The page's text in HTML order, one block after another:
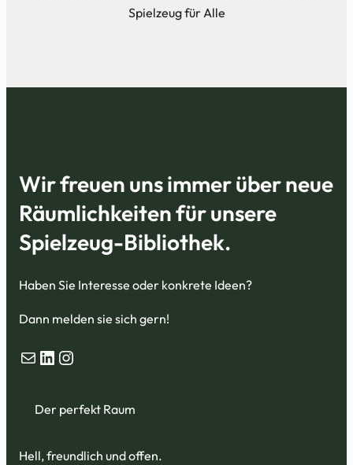
Spielzeug für Alle
Wir freuen uns immer über neue
Räumlichkeiten für unsere
Spielzeug-Bibliothek.
Haben Sie Interesse oder konkrete Ideen?
Dann melden sie sich gern!
Mail LinkedIn Instagram
Der perfekt Raum
Hell, freundlich und offen.